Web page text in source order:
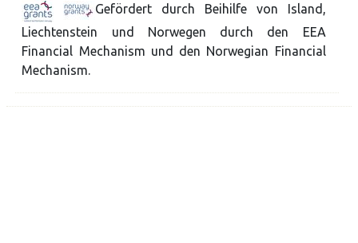
Gefördert durch Beihilfe von Island,
Liechtenstein und Norwegen durch den EEA
Financial Mechanism und den Norwegian Financial
Mechanism.